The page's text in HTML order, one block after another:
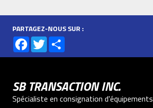
PARTAGEZ-NOUS SUR :
Facebook
Twitter
SB TRANSACTION INC.
Spécialiste en consignation d'équipements